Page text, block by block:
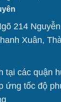
214
Xuân,
tại các quận
ứng tốc độ